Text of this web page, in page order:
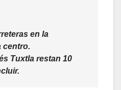
en la
centro.
Tuxtla restan 10